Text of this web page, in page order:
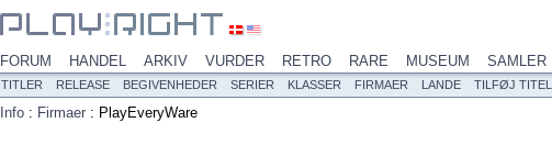
FORUM HANDEL ARKIV VURDER RETRO RARE MUSEUM SAMLER
TITLER RELEASE BEGIVENHEDER SERIER KLASSER FIRMAER LANDE TILFØJ TITEL
Info : Firmaer : PlayEveryWare